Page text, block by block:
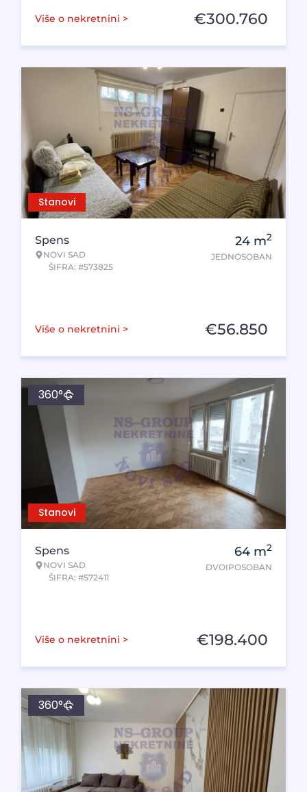
Više o nekretnini > €300.760
Stanovi
Spens
NOVI SAD
ŠIFRA: #573825
24 m2
JEDNOSOBAN
Više o nekretnini > €56.850
Stanovi
360°
Spens
NOVI SAD
ŠIFRA: #572411
64 m2
DVOIPOSOBAN
Više o nekretnini > €198.400
360°